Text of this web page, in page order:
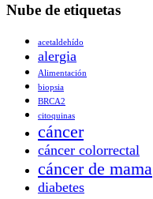
Nube de etiquetas
acetaldehído
alergia
Alimentación
biopsia
BRCA2
citoquinas
cáncer
cáncer colorrectal
cáncer de mama
diabetes